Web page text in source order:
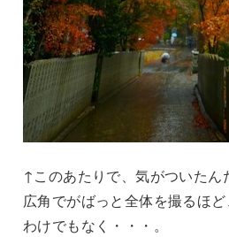
↑このあたりで、気がついたん
広角でがばっと全体を撮るほ
わけでもなく・・・。